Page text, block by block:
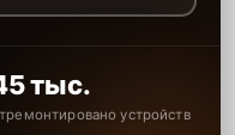
тыс.
устройств